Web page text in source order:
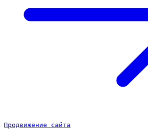
Продвижение сайта